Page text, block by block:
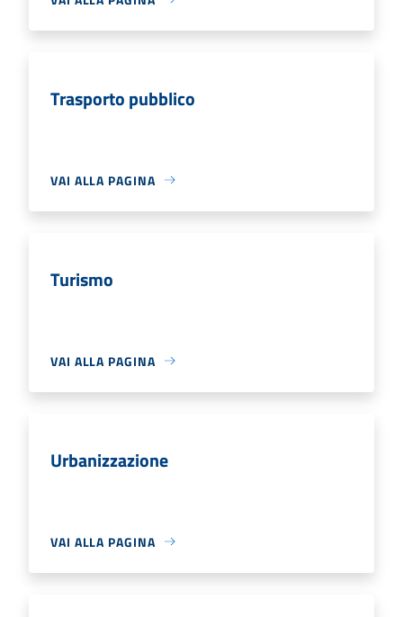
Trasporto pubblico
VAI ALLA PAGINA
Turismo
VAI ALLA PAGINA
Urbanizzazione
VAI ALLA PAGINA